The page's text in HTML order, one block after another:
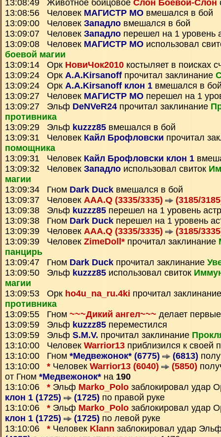
13:08:49 Животное бойцовое Слон Боевой-Слон
13:08:56 Человек МАГИСТР МО вмешался в бой
13:09:00 Человек Западло вмешался в бой
13:09:07 Человек Западло перешел на 1 уровень
13:09:08 Человек МАГИСТР МО использовал
боевой магии
13:09:14 Орк НовиЧок2010 костыляет в поисках
13:09:24 Орк A.A.Kirsanoff прочитал заклинание
13:09:24 Орк A.A.Kirsanoff клон 1 вмешался в
13:09:27 Человек МАГИСТР МО перешел на 1
13:09:27 Эльф DeNVeR24 прочитал заклинание
противника
13:09:29 Эльф kuzzz85 вмешался в бой
13:09:31 Человек Кайл Брофловски прочитал
помощника
13:09:31 Человек Кайл Брофловски клон 1
13:09:32 Человек Западло использовал свиток
магии
13:09:34 Гном Dark Duck вмешался в бой
13:09:37 Человек AAA.Q (3335/3335)
(3185/
13:09:38 Эльф kuzzz85 перешел на 1 уровень
13:09:38 Гном Dark Duck перешел на 1 уровень
13:09:39 Человек AAA.Q (3335/3335)
(3185/
13:09:39 Человек ZimeDoll* прочитал заклинание
панцирь
13:09:47 Гном Dark Duck прочитал заклинание
13:09:50 Эльф kuzzz85 использовал свиток
магии
13:09:53 Орк ho4u_na_ru.4ki прочитал
противника
13:09:55 Гном ~~~Дикий ангел~~~ делает
13:09:59 Эльф kuzzz85 переместился
13:09:59 Эльф S.M.V. прочитал заклинание
13:10:00 Человек Warrior13 приблизился к своей
13:10:00 Гном *Медвежонок* (6775) (6813)
13:10:00 * Человек Warrior13 (6040) (5850)
от Гном *Медвежонок* на 190
13:10:06 * Эльф Marko_Polo заблокировал удар
клон 1 (1725)
(1725) по правой руке
13:10:06 * Эльф Marko_Polo заблокировал удар
клон 1 (1725)
(1725) по левой руке
13:10:06 * Человек Klann заблокировал удар